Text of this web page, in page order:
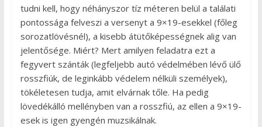
tudni kell, hogy néhányszor tíz méteren belül a találati
pontossága felveszi a versenyt a 9×19-esekkel (főleg
sorozatlövésnél), a kisebb átütőképességnek alig van
jelentősége. Miért? Mert amilyen feladatra ezt a
fegyvert szánták (legfeljebb autó védelmében lévő ülő
rosszfiúk, de leginkább védelem nélküli személyek),
tökéletesen tudja, amit elvárnak tőle. Ha pedig
lövedékálló mellényben van a rosszfiú, az ellen a 9×19-
esek is igen gyengén muzsikálnak.